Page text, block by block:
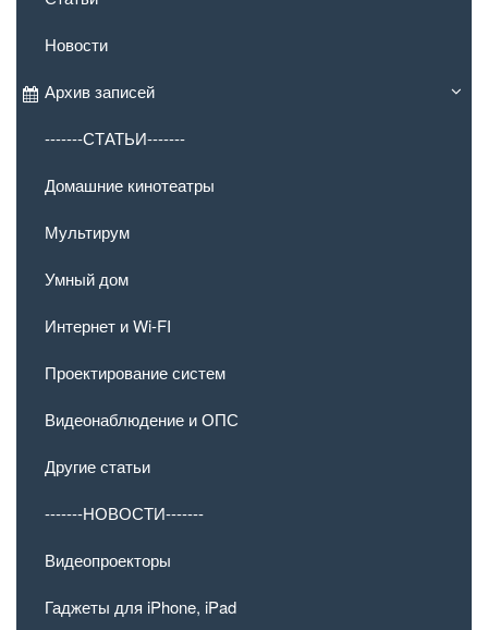
Новости
Архив записей
-------СТАТЬИ-------
Домашние кинотеатры
Мультирум
Умный дом
Интернет и Wi-FI
Проектирование систем
Видеонаблюдение и ОПС
Другие статьи
-------НОВОСТИ-------
Видеопроекторы
Гаджеты для iPhone, iPad